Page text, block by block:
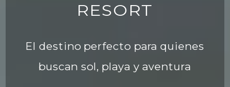
RESORT
El destino perfecto para quienes
buscan sol, playa y aventura